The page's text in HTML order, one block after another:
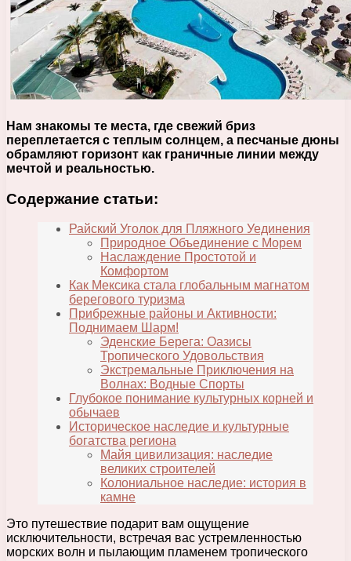
Нам знакомы те места, где свежий бриз
переплетается с теплым солнцем, а песчаные дюны
обрамляют горизонт как граничные линии между
мечтой и реальностью.
Содержание статьи:
Райский Уголок для Пляжного Уединения
Природное Объединение с Морем
Наслаждение Простотой и
Комфортом
Как Мексика стала глобальным магнатом
берегового туризма
Прибрежные районы и Активности:
Поднимаем Шарм!
Эденские Берега: Оазисы
Тропического Удовольствия
Экстремальные Приключения на
Волнах: Водные Спорты
Глубокое понимание культурных корней и
обычаев
Историческое наследие и культурные
богатства региона
Майя цивилизация: наследие
великих строителей
Колониальное наследие: история в
камне
Это путешествие подарит вам ощущение
исключительности, встречая вас устремленностью
морских волн и пылающим пламенем тропического